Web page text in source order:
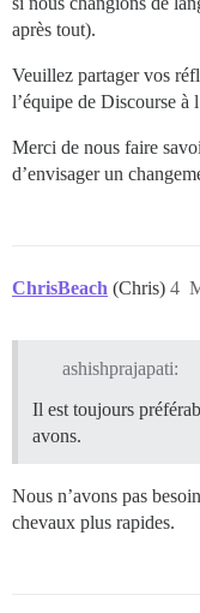
après tout).
Veuillez partager vos
l’équipe de Discourse à
Merci de nous faire
d’envisager un
ChrisBeach (Chris) 4
ashishprajapati:
Il est toujours
avons.
Nous n’avons pas
chevaux plus rapides.